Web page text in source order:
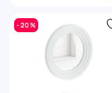
- 20 %
Диаметр (см)
Конструкция